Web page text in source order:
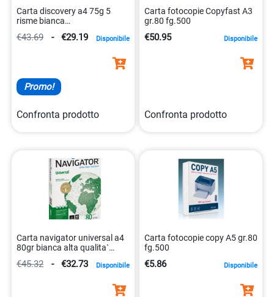
Carta discovery a4 75g 5
risme bianca
€43.69 - €29.19 Disponibile
Promo!
Confronta prodotto
Carta fotocopie Copyfast A3
gr.80 fg.500
€50.95 Disponibile
Confronta prodotto
Carta navigator universal a4
80gr bianca alta qualita`
€45.32 - €32.73 Disponibile
Carta fotocopie copy A5 gr.80
fg.500
€5.86 Disponibile